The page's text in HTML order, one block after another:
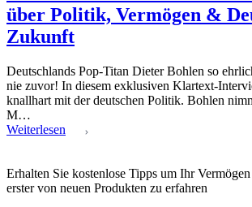
über Politik, Vermögen &
Zukunft
Deutschlands Pop-Titan Dieter Bohlen so
nie zuvor! In diesem exklusiven Klartext-
knallhart mit der deutschen Politik. Bohlen
M…
Weiterlesen
Erhalten Sie kostenlose Tipps um Ihr
erster von neuen Produkten zu erfahren